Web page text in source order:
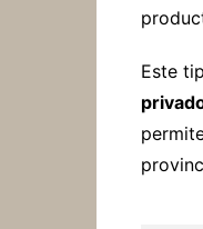
Este